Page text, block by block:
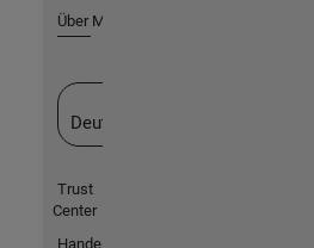
Über MathWorks
Deutschland
Trust
Center
Handelsmarken